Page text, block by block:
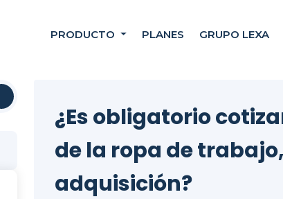
PRODUCTO PLANES GRUPO LEXA
¿Es obligatorio
de la ropa de
adquisición?